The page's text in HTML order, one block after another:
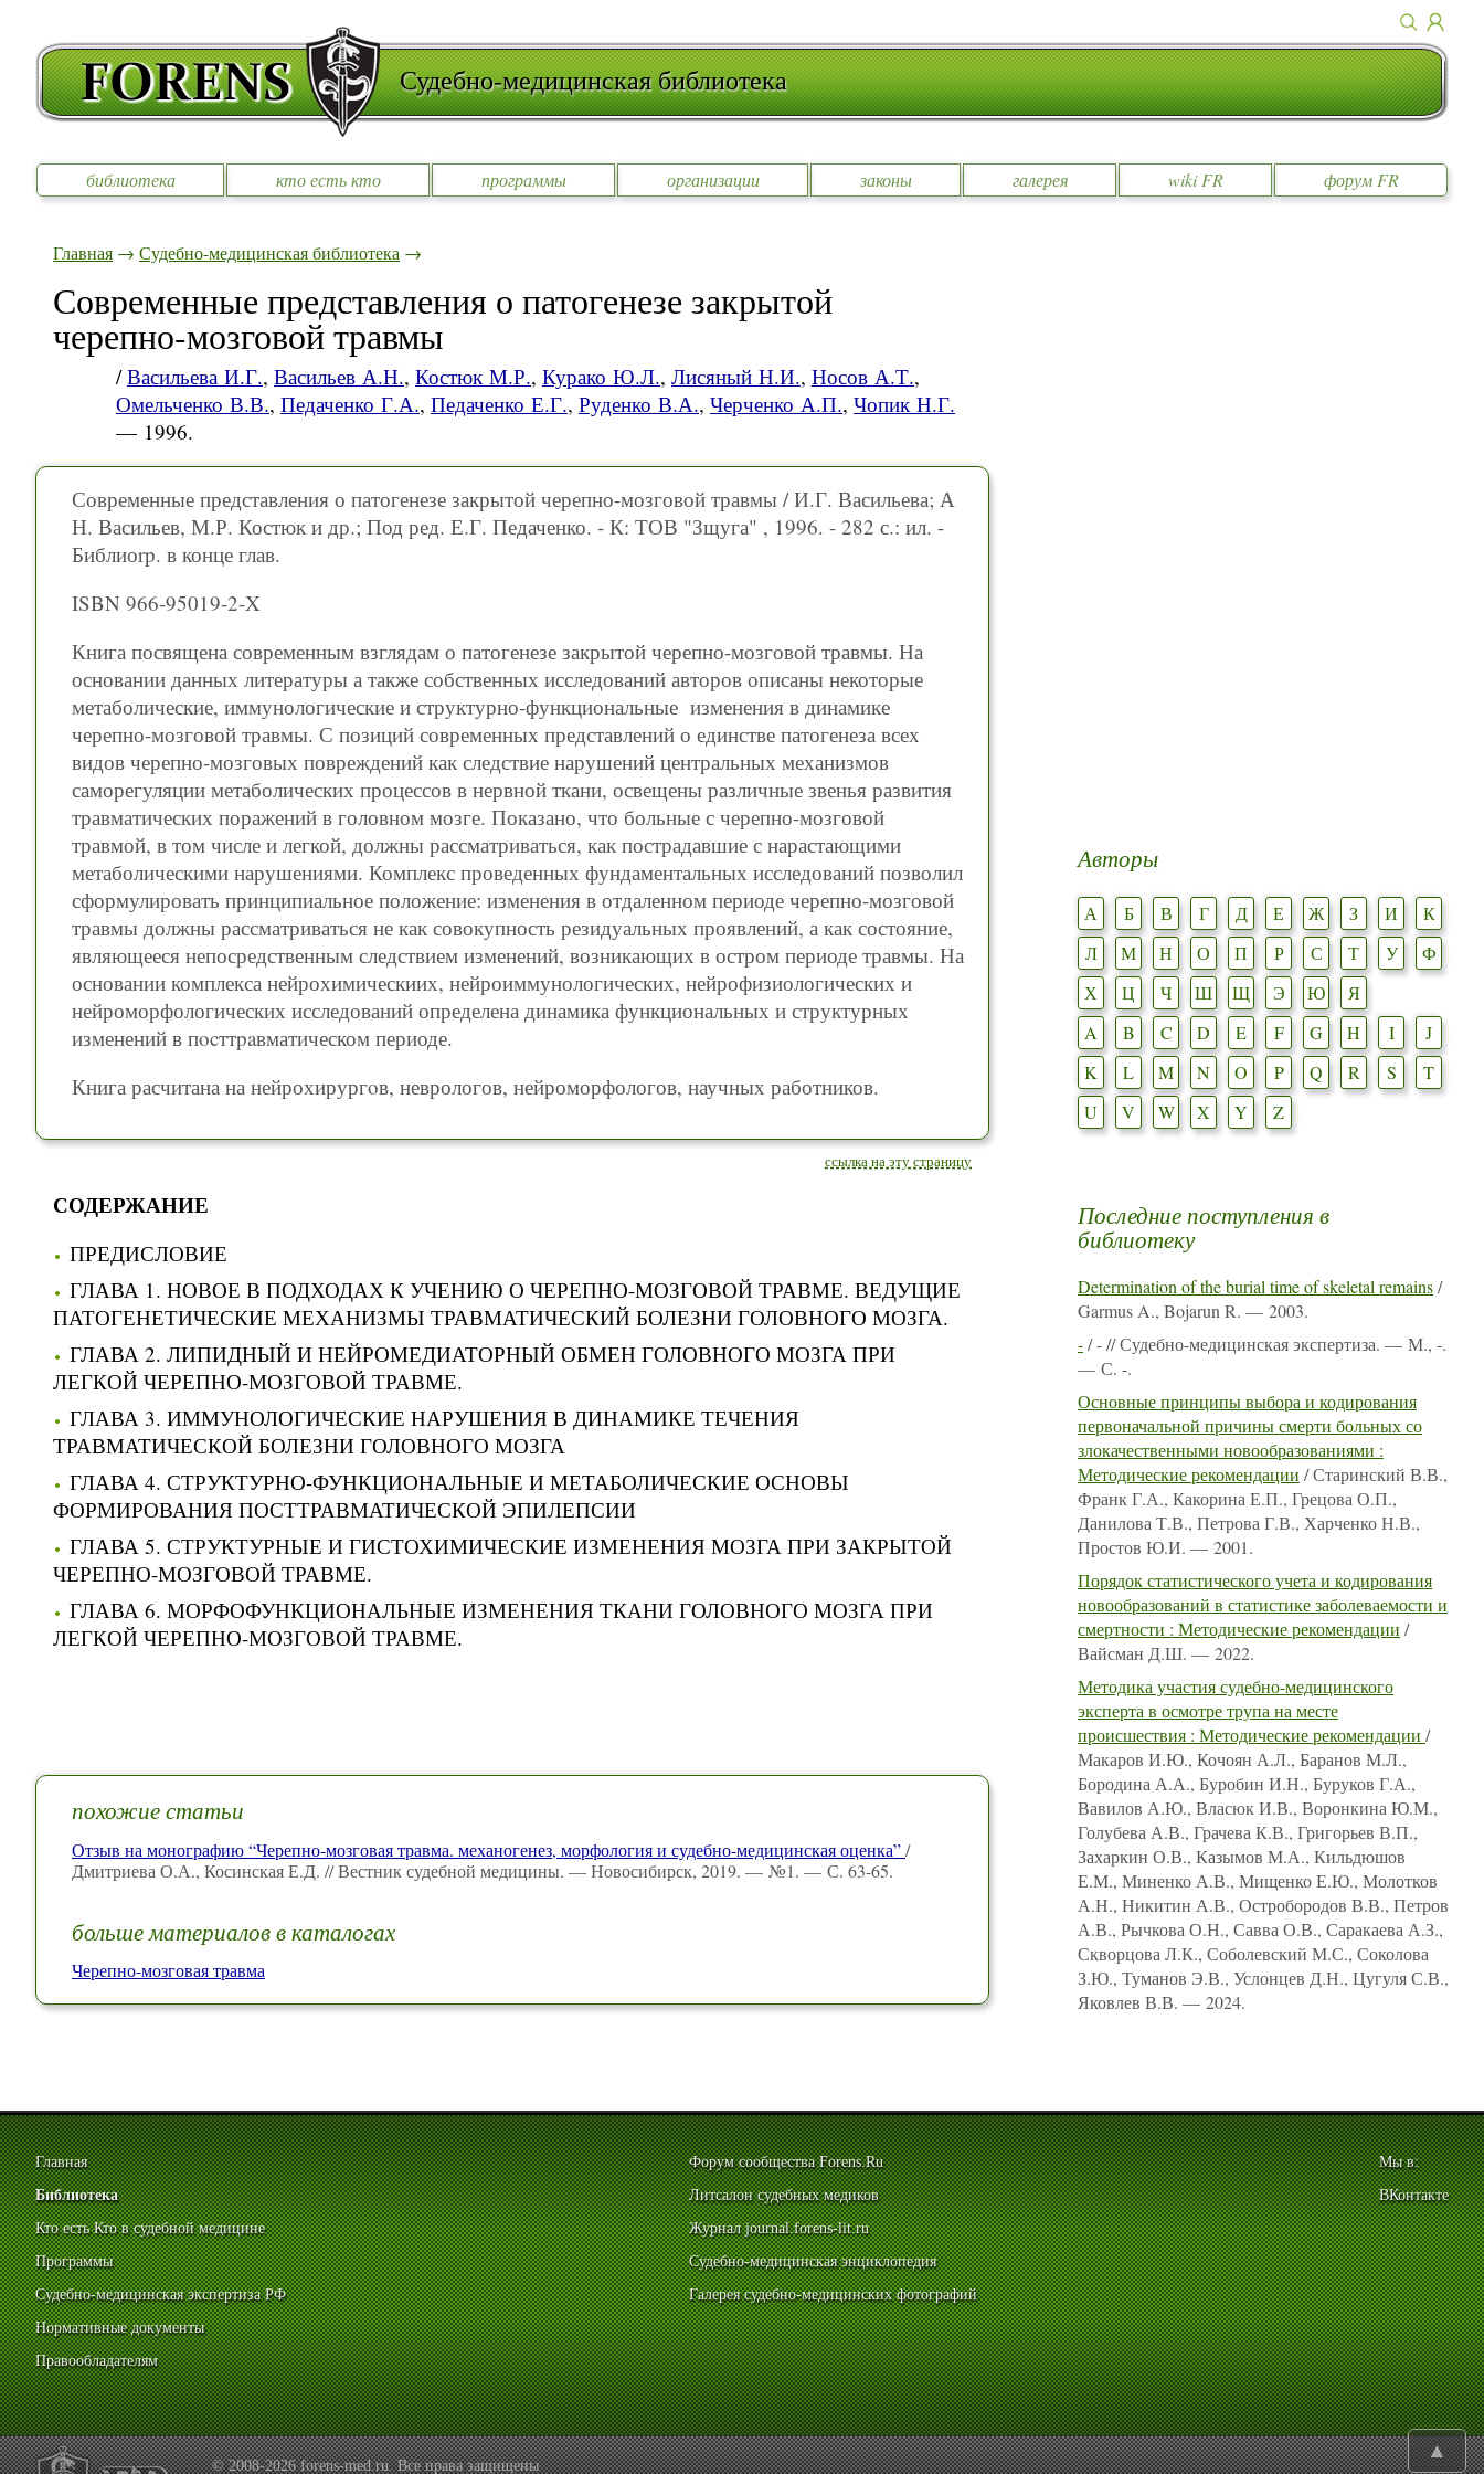
Судебно-медицинская библиотека
библиотека кто есть кто программы организации законы галерея wiki FR форум FR
Главная → Судебно-медицинская библиотека →
Современные представления о патогенезе закрытой
черепно-мозговой травмы
/Васильева И.Г., Васильев А.Н., Костюк М.Р., Курако Ю.Л., Лисяный Н.И., Носов А.Т.,
Омельченко В.В., Педаченко Г.А., Педаченко Е.Г., Руденко В.А., Черченко А.П., Чопик Н.Г.
— 1996.
Современные представления о патогенезе закрытой черепно-мозговой травмы / И.Г. Васильева; А
Н. Васильев, М.Р. Костюк и др.; Под ред. Е.Г. Педаченко. - К: ТОВ "Зщуга" , 1996. - 282 с.: ил. -
Библиоrp. в конце глав.
ISBN 966-95019-2-X
Книга посвящена современным взглядам о патогенезе закрытой черепно-мозговой травмы. На
основании данных литературы а также собственных исследований авторов описаны некоторые
метаболические, иммунологические и структурно-функциональные изменения в динамике
черепно-мозговой травмы. С позиций современных представлений о единстве патогенеза всех
видов черепно-мозговых повреждений как следствие нарушений центральных механизмов
саморегуляции метаболических процессов в нервной ткани, освещены различные звенья развития
травматических поражений в головном мозге. Показано, что больные с черепно-мозговой
травмой, в том числе и легкой, должны рассматриваться, как пострадавшие с нарастающими
метаболическими нарушениями. Комплекс проведенных фундаментальных исследований позволил
сформулировать принципиальное положение: изменения в отдаленном периоде черепно-мозговой
травмы должны рассматриваться не как совокупность резидуальных проявлений, а как состояние,
являющееся непосредственным следствием изменений, возникающих в остром периоде травмы. На
основании комплекса нейрохимическиих, нейроиммунологических, нейрофизиологических и
нейроморфологических исследований определена динамика функциональных и структурных
изменений в пocттpaвматическом периоде.
Книга расчитана на нейрохирургoв, неврологов, нейроморфологов, научных работников.
ссылка на эту страницу
СОДЕРЖАНИЕ
ПРЕДИСЛОВИЕ
ГЛАВА 1. НОВОЕ В ПОДХОДАХ К УЧЕНИЮ О ЧЕРЕПНО-МОЗГОВОЙ ТРАВМЕ. ВЕДУЩИЕ
ПАТОГЕНЕТИЧЕСКИЕ МЕХАНИЗМЫ ТРАВМАТИЧЕСКИЙ БОЛЕЗНИ ГОЛОВНОГО МОЗГА.
ГЛАВА 2. ЛИПИДНЫЙ И НЕЙРОМЕДИАТОРНЫЙ ОБМЕН ГОЛОВНОГО МОЗГА ПРИ
ЛЕГКОЙ ЧЕРЕПНО-МОЗГОВОЙ ТРАВМЕ.
ГЛАВА 3. ИММУНОЛОГИЧЕСКИЕ НАРУШЕНИЯ В ДИНАМИКЕ ТЕЧЕНИЯ
ТРАВМАТИЧЕСКОЙ БОЛЕЗНИ ГОЛОВНОГО МОЗГА
ГЛАВА 4. СТРУКТУРНО-ФУНКЦИОНАЛЬНЫЕ И МЕТАБОЛИЧЕСКИЕ ОСНОВЫ
ФОРМИРОВАНИЯ ПОСТТРАВМАТИЧЕСКОЙ ЭПИЛЕПСИИ
ГЛАВА 5. СТРУКТУРНЫЕ И ГИСТОХИМИЧЕСКИЕ ИЗМЕНЕНИЯ МОЗГА ПРИ ЗАКРЫТОЙ
ЧЕРЕПНО-МОЗГОВОЙ ТРАВМЕ.
ГЛАВА 6. МОРФОФУНКЦИОНАЛЬНЫЕ ИЗМЕНЕНИЯ ТКАНИ ГОЛОВНОГО МОЗГА ПРИ
ЛЕГКОЙ ЧЕРЕПНО-МОЗГОВОЙ ТРАВМЕ.
похожие статьи
Отзыв на монографию “Черепно-мозговая травма. механогенез, морфология и судебно-медицинская оценка”/
Дмитриева О.А., Косинская Е.Д. // Вестник судебной медицины. — Новосибирск, 2019. — №1. — С. 63-65.
больше материалов в каталогах
Черепно-мозговая травма
Авторы
А Б В Г Д Е Ж З И
К
Л
М Н О П Р С Т У
Ф
Х
Ц Ч Ш Щ Э Ю
Я
A
B C D E F G H I
J
K
L M N O P Q R S
T
U
V W X Y Z
Последние поступления в
библиотеку
Determination of the burial time of skeletal remains/
Garmus A., Bojarun R. — 2003.
-/ - // Судебно-медицинская экспертиза. — М., -.
— С. -.
Основные принципы выбора и кодирования
первоначальной причины смерти больных со
злокачественными новообразованиями :
Методические рекомендации / Старинский В.В.,
Франк Г.А., Какорина Е.П., Грецова О.П.,
Данилова Т.В., Петрова Г.В., Харченко Н.В.,
Простов Ю.И. — 2001.
Порядок статистического учета и кодирования
новообразований в статистике заболеваемости и
смертности : Методические рекомендации /
Вайсман Д.Ш. — 2022.
Методика участия судебно-медицинского
эксперта в осмотре трупа на месте
происшествия : Методические рекомендации /
Макаров И.Ю., Кочоян А.Л., Баранов М.Л.,
Бородина А.А., Буробин И.Н., Буруков Г.А.,
Вавилов А.Ю., Власюк И.В., Воронкина Ю.М.,
Голубева А.В., Грачева К.В., Григорьев В.П.,
Захаркин О.В., Казымов М.А., Кильдюшов
Е.М., Миненко А.В., Мищенко Е.Ю., Молотков
А.Н., Никитин А.В., Остробородов В.В., Петров
А.В., Рычкова О.Н., Савва О.В., Саракаева А.З.,
Скворцова Л.К., Соболевский М.С., Соколова
З.Ю., Туманов Э.В., Услонцев Д.Н., Цугуля С.В.,
Яковлев В.В. — 2024.
Главная
Библиотека
Кто есть Кто в судебной медицине
Программы
Судебно-медицинская экспертиза РФ
Нормативные документы
Правообладателям
Форум сообщества Forens.Ru
Литсалон судебных медиков
Журнал journal.forens-lit.ru
Судебно-медицинская энциклопедия
Галерея судебно-медицинских фотографий
Мы в:
ВКонтакте
© 2008-2026 forens-med.ru. Все права защищены
▲